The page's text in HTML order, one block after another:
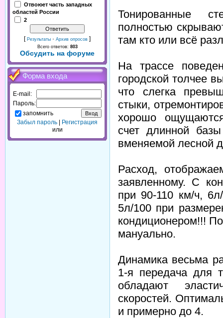
Отвоюет часть западных
областей России
2
[ Результаты · Архив опросов ]
Всего ответов: 803
Обсудить на форуме
Форма входа
E-mail:
Пароль:
запомнить
Забыл пароль
Регистрация
или
Тонированные
полностью
там кто или всё
На трассе
городской толчее
что слегка
стыки,
хорошо
счет длинной
вменяемой лесной
Расход,
заявленному. С
при 90-110 км/ч,
5л/100 при
кондиционером!!!
мануально.
Динамика весьма
1-я передача для
обладают
скоростей.
и примерно до 4.